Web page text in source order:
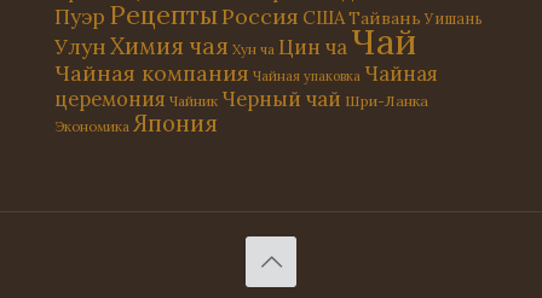
Пуэр РецептыРоссия СШАТайвань Уишань
УлунХимия чая Хун ча Цин чаЧай
Чайная компания Чайная упаковка Чайная
церемония Чайник Черный чай Шри-Ланка
Экономика Япония